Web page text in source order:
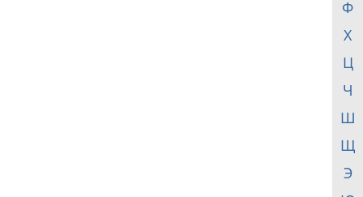
Ф
Х
Ц
Ч
Ш
Щ
Э